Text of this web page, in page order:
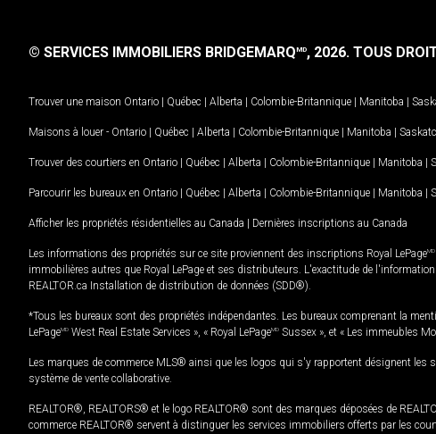
© SERVICES IMMOBILIERS BRIDGEMARQMD, 2026. TOUS
Trouver une maison Ontario | Québec | Alberta | Colombie-Britannique | Manitoba |
Maisons à louer - Ontario | Québec | Alberta | Colombie-Britannique | Manitoba |
Trouver des courtiers en Ontario | Québec | Alberta | Colombie-Britannique | Manitoba |
Parcourir les bureaux en Ontario | Québec | Alberta | Colombie-Britannique | Manitoba |
Afficher les propriétés résidentielles au Canada | Dernières inscriptions au Canada
Les informations des propriétés sur ce site proviennent des inscriptions Royal LePageMD
immobilières autres que Royal LePage et ses distributeurs. L'exactitude de
REALTOR.ca Installation de distribution de données (SDD®).
*Tous les bureaux sont des propriétés indépendantes. Les bureaux comprenant la
LePageMD West Real Estate Services », « Royal LePageMD Sussex », et « Les immeubles
Les marques de commerce MLS® ainsi que les logos qui s'y rapportent désignent les
système de vente collaborative.
REALTOR®, REALTORS® et le logo REALTOR® sont des marques déposées de
commerce REALTOR® servent à distinguer les services immobiliers offerts par les